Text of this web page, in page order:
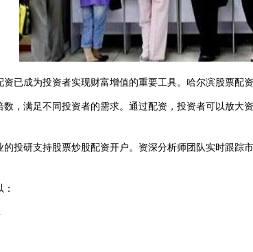
已成为投资者实现财富增值的重要工具。哈尔滨股票配
，满足不同投资者的需求。通过配资，投资者可以放
投研支持股票炒股配资开户。资深分析师团队实时跟